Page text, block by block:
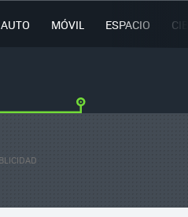
AUTO MÓVIL ESPACIO